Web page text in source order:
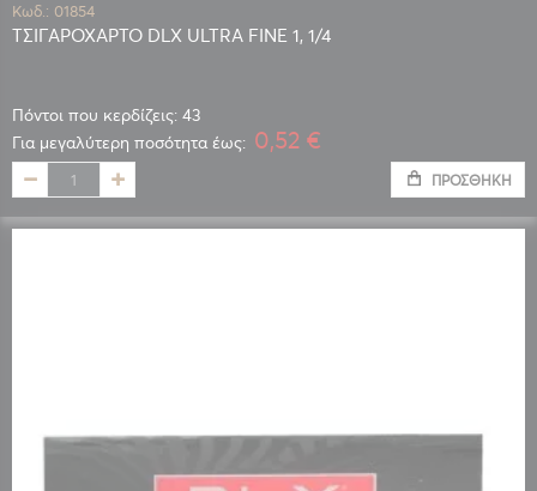
Κωδ.: 01854
ΤΣΙΓΑΡΟΧΑΡΤΟ DLX ULTRA FINE 1, 1/4
Πόντοι που κερδίζεις: 43
Για μεγαλύτερη ποσότητα έως: 0,52 €
ΠΡΟΣΘΉΚΗ